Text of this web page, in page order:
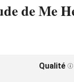
de Me
Qualité